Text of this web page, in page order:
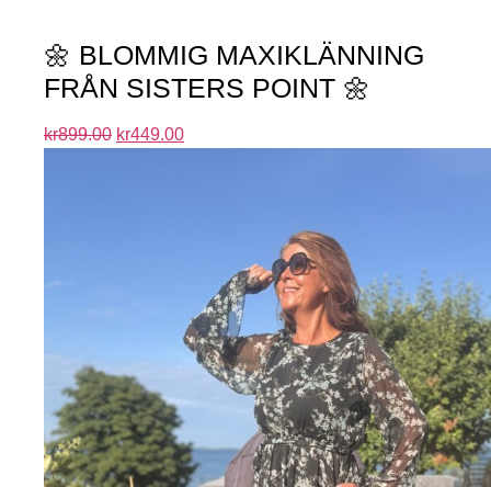
🌼 BLOMMIG MAXIKLÄNNING
FRÅN SISTERS POINT 🌼
kr899.00 kr449.00